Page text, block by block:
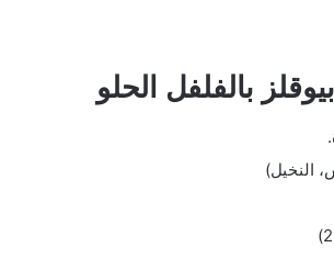
بالفلفل الحلو
النخيل)